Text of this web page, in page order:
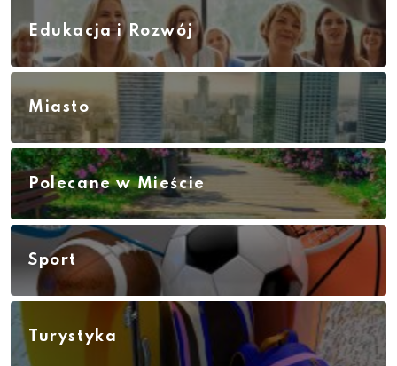
Edukacja i Rozwój
Miasto
Polecane w Mieście
Sport
Turystyka